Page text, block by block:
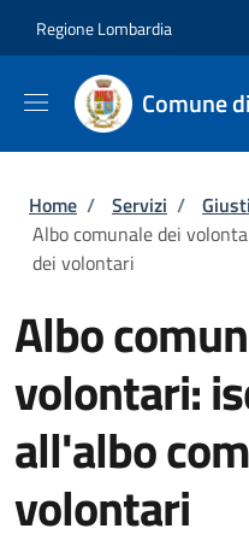
Regione Lombardia
Comune
Briciole di
Home / Servizi /
Albo comunale dei
dei volontari
Albo
volontari:
all'albo
volontari